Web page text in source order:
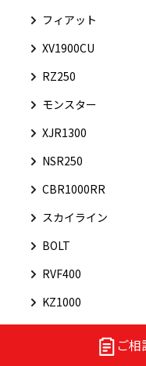
ご
フィアット
XV1900CU
RZ250
モンスター
XJR1300
NSR250
CBR1000RR
スカイライン
BOLT
RVF400
KZ1000
アウトビアンキ